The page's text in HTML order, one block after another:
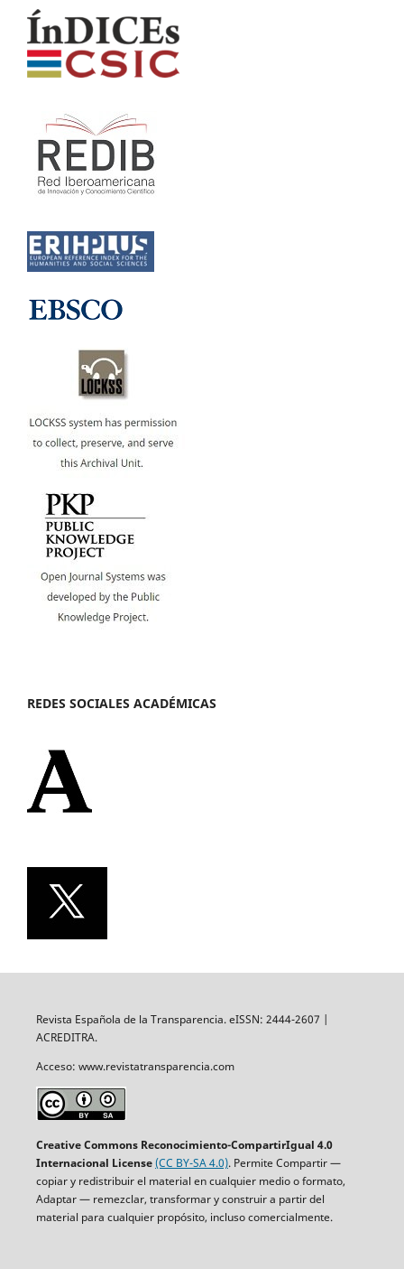
REDES SOCIALES ACADÉMICAS
Revista Española de la Transparencia. eISSN: 2444-2607 |
ACREDITRA.
Acceso: www.revistatransparencia.com
Creative Commons Reconocimiento-CompartirIgual 4.0
Internacional License(CC BY-SA 4.0). Permite Compartir —
copiar y redistribuir el material en cualquier medio o formato,
Adaptar — remezclar, transformar y construir a partir del
material para cualquier propósito, incluso comercialmente.